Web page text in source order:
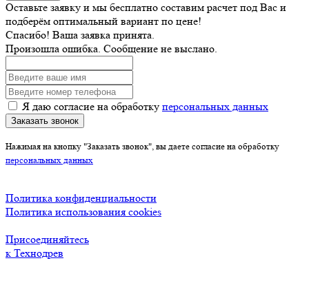
Оставьте заявку и мы бесплатно составим расчет под Вас и
подберём оптимальный вариант по цене!
Спасибо! Ваша заявка принята.
Произошла ошибка. Сообщение не выслано.
Я даю согласие на обработку персональных данных
Заказать звонок
Нажимая на кнопку "Заказать звонок", вы даете согласие на обработку
персональных данных
Политика конфиденциальности
Политика использования cookies
Присоединяйтесь
к Технодрев